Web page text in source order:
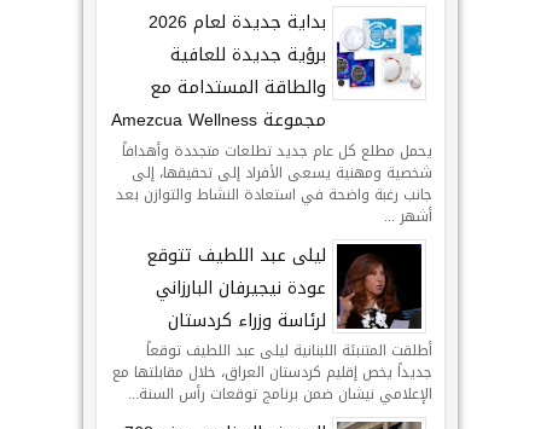
بداية جديدة لعام 2026
برؤية جديدة للعافية
والطاقة المستدامة مع
مجموعة Amezcua Wellness
يحمل مطلع كل عام جديد تطلعات متجددة وأهدافاً
شخصية ومهنية يسعى الأفراد إلى تحقيقها، إلى
جانب رغبة واضحة في استعادة النشاط والتوازن بعد
أشهر ...
ليلى عبد اللطيف تتوقع
عودة نيجيرفان البارزاني
لرئاسة وزراء كردستان
أطلقت المتنبئة اللبنانية ليلى عبد اللطيف توقعاً
جديداً يخص إقليم كردستان العراق، خلال مقابلتها مع
الإعلامي نيشان ضمن برنامج توقعات رأس السنة...